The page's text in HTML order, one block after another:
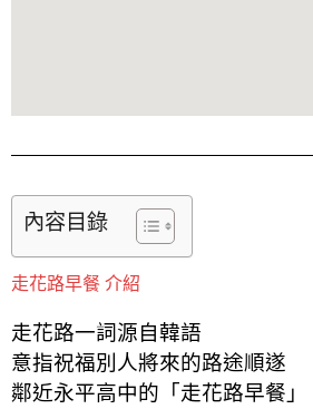
內容目錄
走花路早餐 介紹
走花路一詞源自韓語
意指祝福別人將來的路途順遂
鄰近永平高中的「走花路早餐」